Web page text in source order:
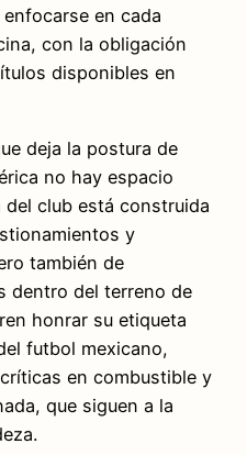
en cada
con la obligación
disponibles en
deja la postura de
no hay espacio
del club está construida
y
también de
dentro del terreno de
honrar su etiqueta
futbol mexicano,
en combustible y
que siguen a la